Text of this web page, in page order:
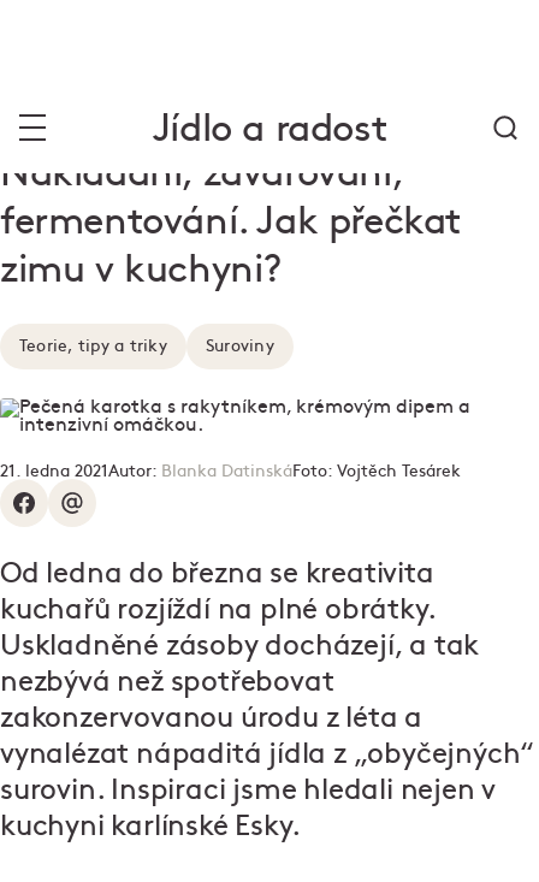
Jídlo a radost
Nakládání, zavařování,
fermentování. Jak přečkat
zimu v kuchyni?
Teorie, tipy a triky Suroviny
21. ledna 2021 Autor: Blanka DatinskáFoto: Vojtěch Tesárek
Od ledna do března se kreativita
kuchařů rozjíždí na plné obrátky.
Uskladněné zásoby docházejí, a tak
nezbývá než spotřebovat
zakonzervovanou úrodu z léta a
vynalézat nápaditá jídla z „obyčejných“
surovin. Inspiraci jsme hledali nejen v
kuchyni karlínské Esky.